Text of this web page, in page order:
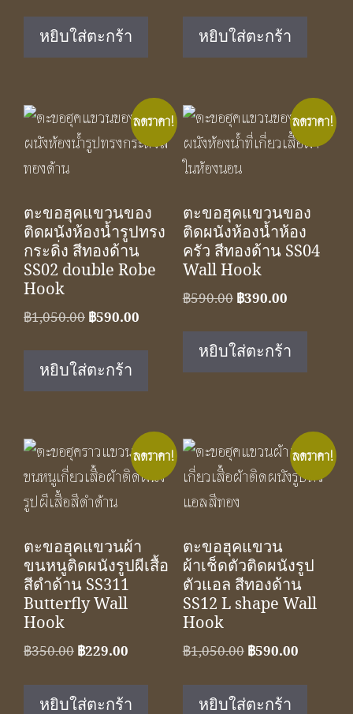
was:
฿590.00.฿390.00.
หยิบใส่ตะกร้า
was:
฿350.00.฿229.00.
หยิบใส่ตะกร้า
ลดราคา!
ตะขอฮุคแขวนของ
ติดผนังห้องน้ำรูปทรง
กระดิ่ง สีทองด้าน
SS02 double Robe
Hook
฿1,050.00 Original
฿1,050.00.
฿590.00
หยิบใส่ตะกร้า
ลดราคา!
ตะขอฮุคแขวนของ
ติดผนังห้องน้ำห้อง
ครัว สีทองด้าน SS04
Wall Hook
฿590.00 Original
was:
฿590.00.
฿390.00Current
฿390.00.
หยิบใส่ตะกร้า
ลดราคา!
ตะขอฮุคแขวนผ้า
ขนหนูติดผนังรูปผีเสื้อ
สีดำด้าน SS311
Butterfly Wall
Hook
฿350.00 Original
was:
฿229.00
หยิบใส่ตะกร้า
ลดราคา!
ตะขอฮุคแขวน
ผ้าเช็ดตัวติดผนังรูป
ตัวแอล สีทองด้าน
SS12 L shape Wall
Hook
฿1,050.00 Original
฿590.00Current
หยิบใส่ตะกร้า